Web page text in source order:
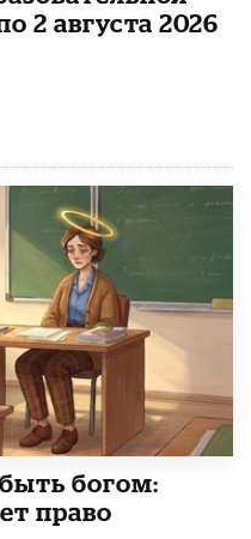
2 августа 2026
богом:
право